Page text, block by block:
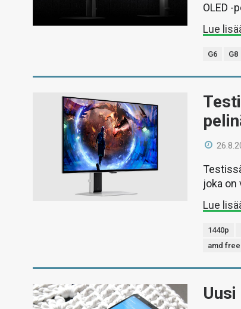
OLED -
Lue
G6 G8
joka on
Lue
1440p
amd